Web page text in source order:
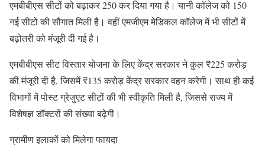
एमबीबीएस सीटों को बढ़ाकर 250 कर दिया गया है। यानी कॉलेज को 150
नई सीटों की सौगात मिली है। वहीं एमजीएम मेडिकल कॉलेज में भी सीटों में
बढ़ोतरी को मंजूरी दी गई है।
एमबीबीएस सीट विस्तार योजना के लिए केंद्र सरकार ने कुल ₹225 करोड़
की मंजूरी दी है, जिसमें ₹135 करोड़ केंद्र सरकार वहन करेगी। साथ ही कई
विभागों में पोस्ट ग्रेजुएट सीटों की भी स्वीकृति मिली है, जिससे राज्य में
विशेषज्ञ डॉक्टरों की संख्या बढ़ेगी।
ग्रामीण इलाकों को मिलेगा फायदा